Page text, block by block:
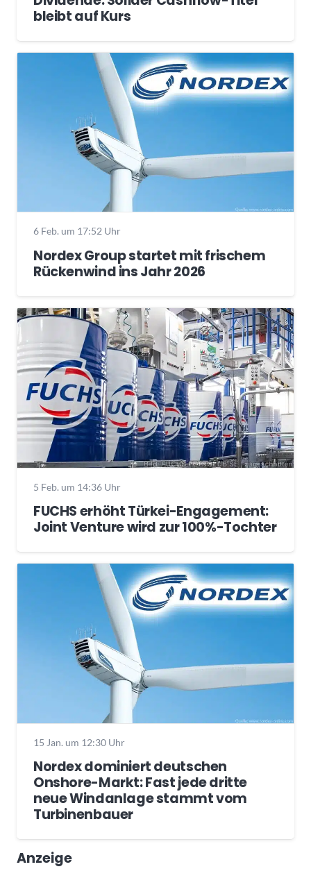
bleibt auf Kurs
6 Feb. um 17:52 Uhr
Nordex Group startet mit frischem
Rückenwind ins Jahr 2026
5 Feb. um 14:36 Uhr
FUCHS erhöht Türkei-Engagement:
Joint Venture wird zur 100%-Tochter
15 Jan. um 12:30 Uhr
Nordex dominiert deutschen
Onshore-Markt: Fast jede dritte
neue Windanlage stammt vom
Turbinenbauer
Anzeige